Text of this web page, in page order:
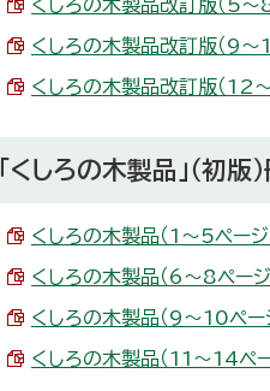
くしろの木製品改訂版（5
くしろの木製品改訂版（9
くしろの木製品改訂版（12
「くしろの木製品」（初版
くしろの木製品（1～5ペー
くしろの木製品（6～8ペー
くしろの木製品（9～10ペ
くしろの木製品（11～14ペ